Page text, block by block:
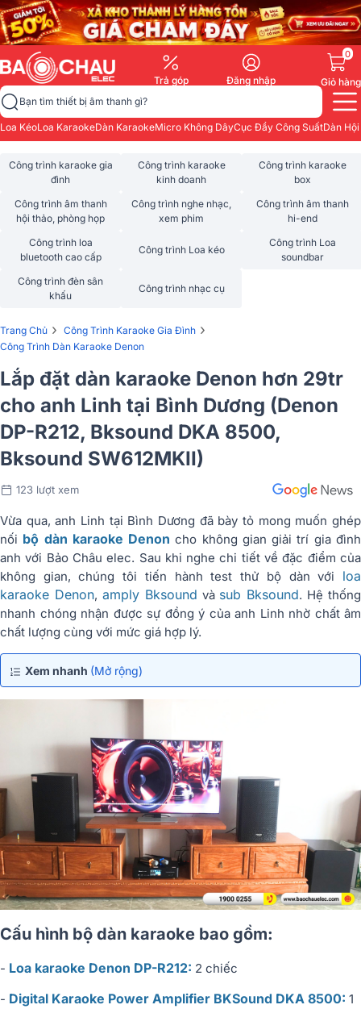
Trả góp Đăng nhập
0
Giỏ hàng
Bạn tìm thiết bị âm thanh gì?
Loa KéoLoa KaraokeDàn KaraokeMicro Không DâyCục Đẩy Công SuấtDàn
Công trình karaoke gia
đình
Công trình karaoke
kinh doanh
Công trình karaoke
box
Công trình âm thanh
hội thảo, phòng họp
Công trình nghe nhạc,
xem phim
Công trình âm thanh
hi-end
Công trình loa
bluetooth cao cấp
Công trình Loa kéo
Công trình Loa
soundbar
Công trình đèn sân
khấu
Công trình nhạc cụ
Trang Chủ › Công Trình Karaoke Gia Đình ›
Công Trình Dàn Karaoke Denon
Lắp đặt dàn karaoke Denon hơn 29tr
cho anh Linh tại Bình Dương (Denon
DP-R212, Bksound DKA 8500,
Bksound SW612MKII)
123 lượt xem
Vừa qua, anh Linh tại Bình Dương đã bày tỏ mong muốn ghép
nối bộ dàn karaoke Denon cho không gian giải trí gia đình
anh với Bảo Châu elec. Sau khi nghe chi tiết về đặc điểm của
không gian, chúng tôi tiến hành test thử bộ dàn với loa
karaoke Denon, amply Bksound và sub Bksound. Hệ thống
nhanh chóng nhận được sự đồng ý của anh Linh nhờ chất âm
chất lượng cùng với mức giá hợp lý.
Xem nhanh (Mở rộng)
Cấu hình bộ dàn karaoke bao gồm:
- Loa karaoke Denon DP-R212: 2 chiếc
- Digital Karaoke Power Amplifier BKSound DKA 8500: 1